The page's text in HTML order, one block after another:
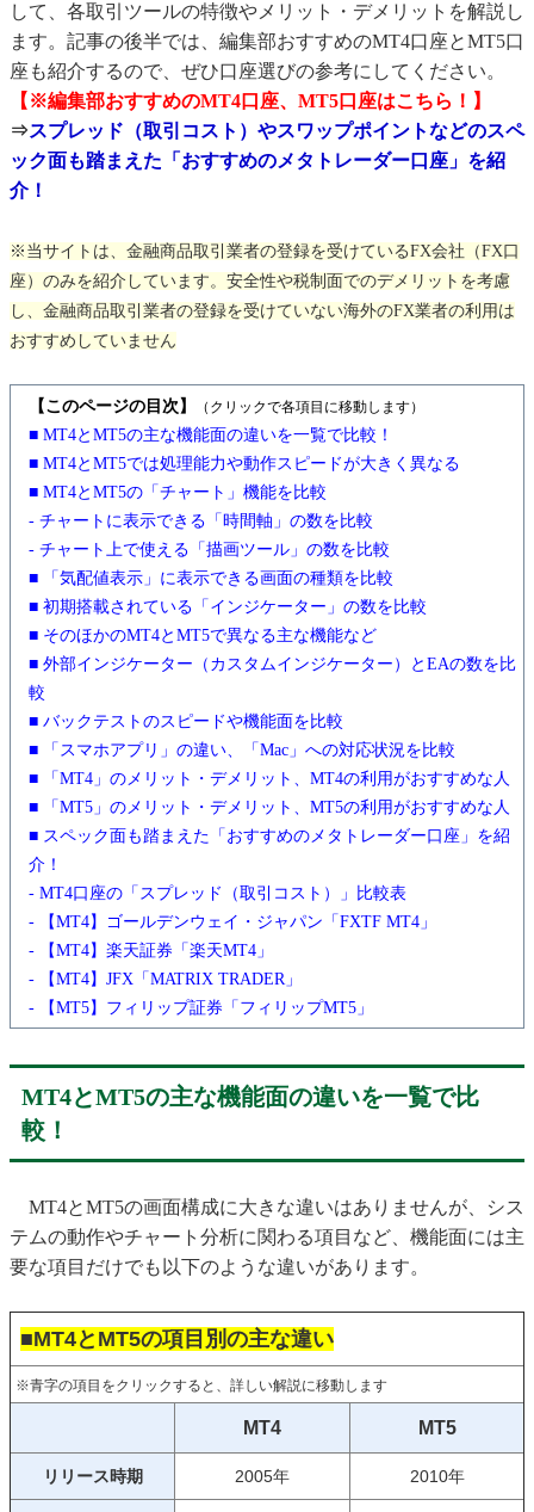
して、各取引ツールの特徴やメリット・デメリットを解説し
ます。記事の後半では、編集部おすすめのMT4口座とMT5口
座も紹介するので、ぜひ口座選びの参考にしてください。
【※編集部おすすめのMT4口座、MT5口座はこちら！】
⇒スプレッド（取引コスト）やスワップポイントなどのスペ
ック面も踏まえた「おすすめのメタトレーダー口座」を紹
介！
※当サイトは、金融商品取引業者の登録を受けているFX会社（FX口
座）のみを紹介しています。安全性や税制面でのデメリットを考慮
し、金融商品取引業者の登録を受けていない海外のFX業者の利用は
おすすめしていません
【このページの目次】 （クリックで各項目に移動します）
■ MT4とMT5の主な機能面の違いを一覧で比較！
■ MT4とMT5では処理能力や動作スピードが大きく異なる
■ MT4とMT5の「チャート」機能を比較
- チャートに表示できる「時間軸」の数を比較
- チャート上で使える「描画ツール」の数を比較
■ 「気配値表示」に表示できる画面の種類を比較
■ 初期搭載されている「インジケーター」の数を比較
■ そのほかのMT4とMT5で異なる主な機能など
■ 外部インジケーター（カスタムインジケーター）とEAの数を比
較
■ バックテストのスピードや機能面を比較
■ 「スマホアプリ」の違い、「Mac」への対応状況を比較
■ 「MT4」のメリット・デメリット、MT4の利用がおすすめな人
■ 「MT5」のメリット・デメリット、MT5の利用がおすすめな人
■ スペック面も踏まえた「おすすめのメタトレーダー口座」を紹
介！
- MT4口座の「スプレッド（取引コスト）」比較表
- 【MT4】ゴールデンウェイ・ジャパン「FXTF MT4」
- 【MT4】楽天証券「楽天MT4」
- 【MT4】JFX「MATRIX TRADER」
- 【MT5】フィリップ証券「フィリップMT5」
MT4とMT5の主な機能面の違いを一覧で比
較！
MT4とMT5の画面構成に大きな違いはありませんが、シス
テムの動作やチャート分析に関わる項目など、機能面には主
要な項目だけでも以下のような違いがあります。
■MT4とMT5の項目別の主な違い
※青字の項目をクリックすると、詳しい解説に移動します
MT4 MT5
リリース時期 2005年 2010年